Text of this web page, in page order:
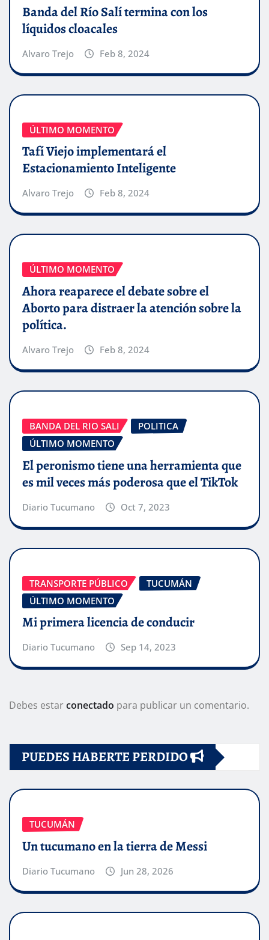
Banda del Río Salí termina con los
líquidos cloacales
Alvaro Trejo Feb 8, 2024
ÚLTIMO MOMENTO
Tafí Viejo implementará el
Estacionamiento Inteligente
Alvaro Trejo Feb 8, 2024
ÚLTIMO MOMENTO
Ahora reaparece el debate sobre el
Aborto para distraer la atención sobre la
política.
Alvaro Trejo Feb 8, 2024
BANDA DEL RIO SALI
POLITICA
ÚLTIMO MOMENTO
El peronismo tiene una herramienta que
es mil veces más poderosa que el TikTok
Diario Tucumano Oct 7, 2023
TRANSPORTE PÚBLICO
TUCUMÁN
ÚLTIMO MOMENTO
Mi primera licencia de conducir
Diario Tucumano Sep 14, 2023
Debes estarconectado para publicar un comentario.
PUEDES HABERTE PERDIDO
TUCUMÁN
Un tucumano en la tierra de Messi
Diario Tucumano Jun 28, 2026